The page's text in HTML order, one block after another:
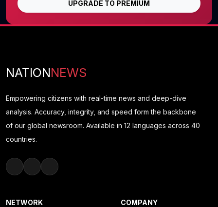
UPGRADE TO PREMIUM
NATIONNEWS
Empowering citizens with real-time news and deep-dive
analysis. Accuracy, integrity, and speed form the backbone
of our global newsroom. Available in 12 languages across 40
countries.
NETWORK COMPANY